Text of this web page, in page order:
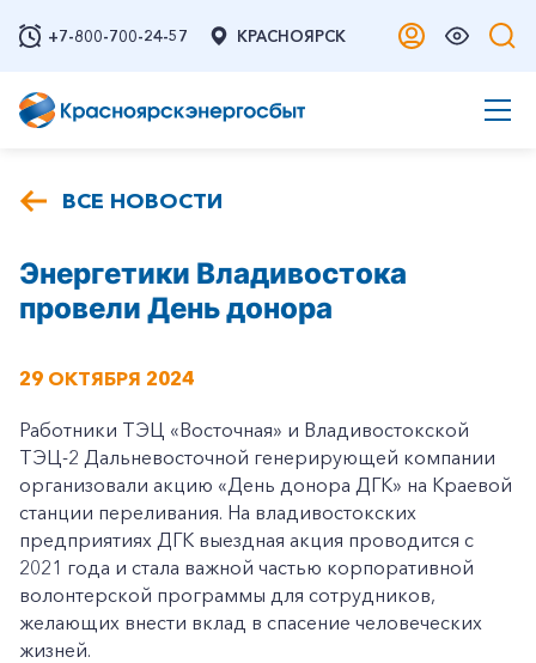
+7-800-700-24-57 КРАСНОЯРСК
ВСЕ НОВОСТИ
Энергетики Владивостока
провели День донора
29 ОКТЯБРЯ 2024
Работники ТЭЦ «Восточная» и Владивостокской
ТЭЦ-2 Дальневосточной генерирующей компании
организовали акцию «День донора ДГК» на Краевой
станции переливания. На владивостокских
предприятиях ДГК выездная акция проводится с
2021 года и стала важной частью корпоративной
волонтерской программы для сотрудников,
желающих внести вклад в спасение человеческих
жизней.